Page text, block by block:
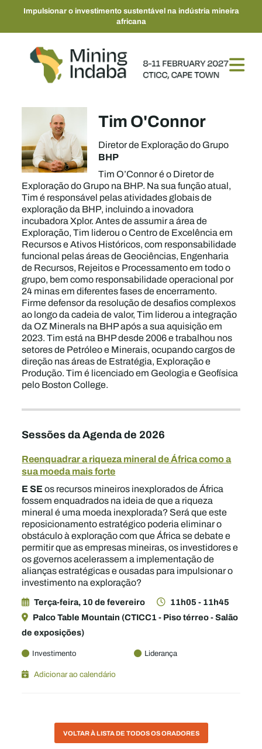
Impulsionar o investimento sustentável na indústria mineira
africana
Tim O'Connor
Diretor de Exploração do Grupo
BHP
Tim O’Connor é o Diretor de
Exploração do Grupo na BHP. Na sua função atual,
Tim é responsável pelas atividades globais de
exploração da BHP, incluindo a inovadora
incubadora Xplor. Antes de assumir a área de
Exploração, Tim liderou o Centro de Excelência em
Recursos e Ativos Históricos, com responsabilidade
funcional pelas áreas de Geociências, Engenharia
de Recursos, Rejeitos e Processamento em todo o
grupo, bem como responsabilidade operacional por
24 minas em diferentes fases de encerramento.
Firme defensor da resolução de desafios complexos
ao longo da cadeia de valor, Tim liderou a integração
da OZ Minerals na BHP após a sua aquisição em
2023. Tim está na BHP desde 2006 e trabalhou nos
setores de Petróleo e Minerais, ocupando cargos de
direção nas áreas de Estratégia, Exploração e
Produção. Tim é licenciado em Geologia e Geofísica
pelo Boston College.
Sessões da Agenda de 2026
Reenquadrar a riqueza mineral de África como a
sua moeda mais forte
E SEos recursos mineiros inexplorados de África
fossem enquadrados na ideia de que a riqueza
mineral é uma moeda inexplorada? Será que este
reposicionamento estratégico poderia eliminar o
obstáculo à exploração com que África se debate e
permitir que as empresas mineiras, os investidores e
os governos acelerassem a implementação de
alianças estratégicas e ousadas para impulsionar o
investimento na exploração?
Terça-feira, 10 de fevereiro
11h05 - 11h45
Palco Table Mountain (CTICC1 - Piso térreo - Salão
de exposições)
Investimento Liderança
Adicionar ao calendário
VOLTAR À LISTA DE TODOS OS ORADORES